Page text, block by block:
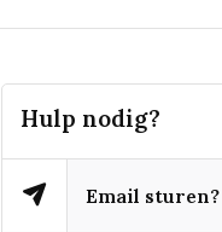
Hulp nodig?
Email sturen?